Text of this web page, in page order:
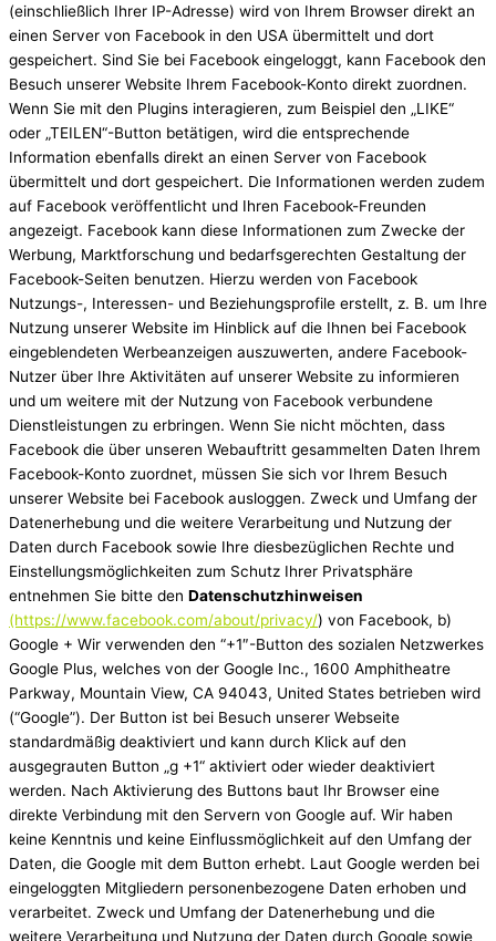
(einschließlich Ihrer IP-Adresse) wird von Ihrem Browser direkt an
einen Server von Facebook in den USA übermittelt und dort
gespeichert. Sind Sie bei Facebook eingeloggt, kann Facebook den
Besuch unserer Website Ihrem Facebook-Konto direkt zuordnen.
Wenn Sie mit den Plugins interagieren, zum Beispiel den „LIKE“
oder „TEILEN“-Button betätigen, wird die entsprechende
Information ebenfalls direkt an einen Server von Facebook
übermittelt und dort gespeichert. Die Informationen werden zudem
auf Facebook veröffentlicht und Ihren Facebook-Freunden
angezeigt. Facebook kann diese Informationen zum Zwecke der
Werbung, Marktforschung und bedarfsgerechten Gestaltung der
Facebook-Seiten benutzen. Hierzu werden von Facebook
Nutzungs-, Interessen- und Beziehungsprofile erstellt, z. B. um Ihre
Nutzung unserer Website im Hinblick auf die Ihnen bei Facebook
eingeblendeten Werbeanzeigen auszuwerten, andere Facebook-
Nutzer über Ihre Aktivitäten auf unserer Website zu informieren
und um weitere mit der Nutzung von Facebook verbundene
Dienstleistungen zu erbringen. Wenn Sie nicht möchten, dass
Facebook die über unseren Webauftritt gesammelten Daten Ihrem
Facebook-Konto zuordnet, müssen Sie sich vor Ihrem Besuch
unserer Website bei Facebook ausloggen. Zweck und Umfang der
Datenerhebung und die weitere Verarbeitung und Nutzung der
Daten durch Facebook sowie Ihre diesbezüglichen Rechte und
Einstellungsmöglichkeiten zum Schutz Ihrer Privatsphäre
entnehmen Sie bitte den Datenschutzhinweisen
(https://www.facebook.com/about/privacy/) von Facebook, b)
Google + Wir verwenden den “+1″-Button des sozialen Netzwerkes
Google Plus, welches von der Google Inc., 1600 Amphitheatre
Parkway, Mountain View, CA 94043, United States betrieben wird
(“Google”). Der Button ist bei Besuch unserer Webseite
standardmäßig deaktiviert und kann durch Klick auf den
ausgegrauten Button „g +1“ aktiviert oder wieder deaktiviert
werden. Nach Aktivierung des Buttons baut Ihr Browser eine
direkte Verbindung mit den Servern von Google auf. Wir haben
keine Kenntnis und keine Einflussmöglichkeit auf den Umfang der
Daten, die Google mit dem Button erhebt. Laut Google werden bei
eingeloggten Mitgliedern personenbezogene Daten erhoben und
verarbeitet. Zweck und Umfang der Datenerhebung und die
weitere Verarbeitung und Nutzung der Daten durch Google sowie